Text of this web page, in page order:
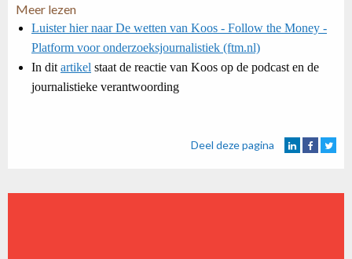
Meer lezen
Luister hier naar De wetten van Koos - Follow the Money -
Platform voor onderzoeksjournalistiek (ftm.nl)
In dit artikel staat de reactie van Koos op de podcast en de
journalistieke verantwoording
Deel deze pagina